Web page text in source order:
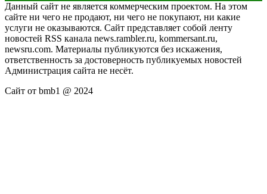
Данный сайт не является коммерческим проектом. На этом
сайте ни чего не продают, ни чего не покупают, ни какие
услуги не оказываются. Сайт представляет собой ленту
новостей RSS канала news.rambler.ru, kommersant.ru,
newsru.com. Материалы публикуются без искажения,
ответственность за достоверность публикуемых новостей
Администрация сайта не несёт.
Сайт от bmb1 @ 2024